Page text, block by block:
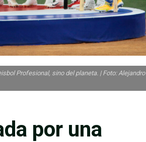
por una
Profesional, sino del planeta. | Foto: Alejandro